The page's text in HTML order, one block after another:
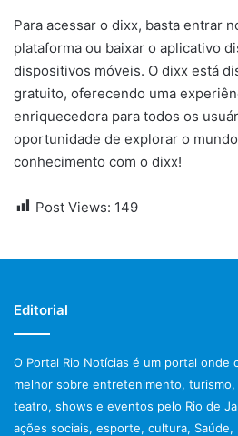
Para acessar o dixx, basta entrar
plataforma ou baixar o aplicativo
dispositivos móveis. O dixx está
gratuito, oferecendo uma
enriquecedora para todos os
oportunidade de explorar o
conhecimento com o dixx!
Post Views: 149
Editorial
O Portal Rio Notícias é um portal onde
melhor sobre entretenimento, turismo,
teatro, shows e eventos pelo Rio de
ações sociais, esporte, cultura, Saúde,